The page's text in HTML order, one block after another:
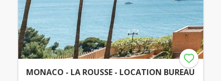
MONACO - LA ROUSSE - LOCATION BUREAU